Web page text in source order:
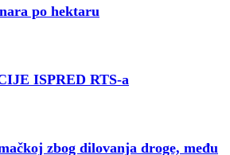
po hektaru
ISPRED RTS-a
zbog dilovanja droge, među